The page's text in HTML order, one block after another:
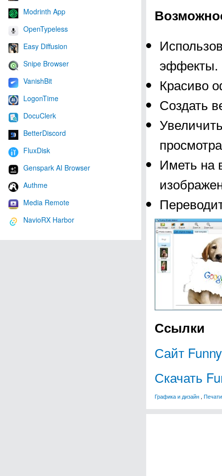
Modrinth App
OpenTypeless
Easy Diffusion
Snipe Browser
VanishBit
LogonTime
DocuClerk
BetterDiscord
FluxDisk
Genspark AI Browser
Authme
Media Remote
NavioRX Harbor
эффекты.
Красиво
Создать
Иметь на
Ссылки
Сайт
Скачать
Графика и дизайн ,